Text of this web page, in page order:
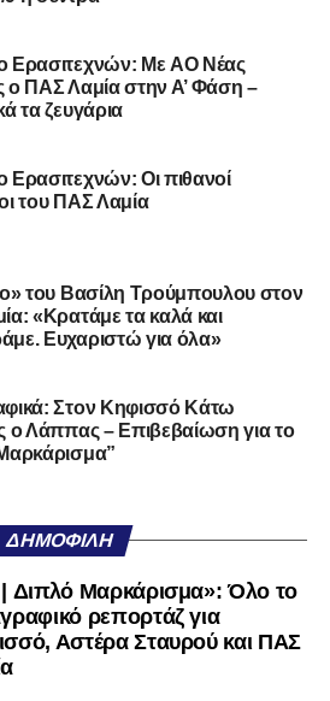
το lamiara.gr στο
τα νέα.
Ερασιτεχνών: Με AO Nέας
ο ΠΑΣ Λαμία στην Α’ Φάση –
τα ζευγάρια
Ερασιτεχνών: Οι πιθανοί
του ΠΑΣ Λαμία
του Βασίλη Τρούμπουλου στον
«Κρατάμε τα καλά και
Ευχαριστώ για όλα»
Στον Κηφισσό Κάτω
ο Λάππας – Επιβεβαίωση για το
ΔΗΜΟΦΙΛΉ
Διπλό Μαρκάρισμα»: Όλο το
ρεπορτάζ για
Αστέρα Σταυρού και ΠΑΣ